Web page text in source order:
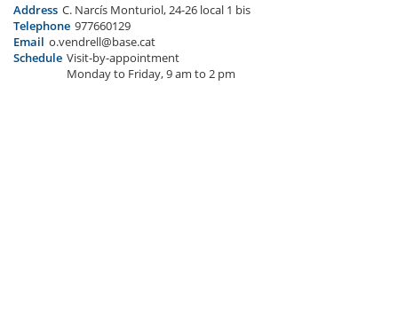
Address C. Narcís Monturiol, 24-26 local 1 bis
Telephone 977660129
Email o.vendrell@base.cat
Schedule Visit-by-appointment
Monday to Friday, 9 am to 2 pm